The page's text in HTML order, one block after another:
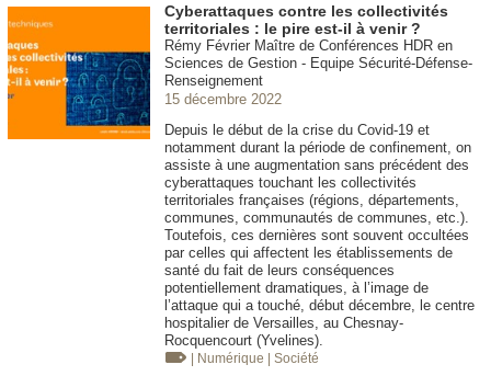
Cyberattaques contre les collectivités
territoriales : le pire est-il à venir ?
Rémy Février Maître de Conférences HDR en
Sciences de Gestion - Equipe Sécurité-Défense-
Renseignement
15 décembre 2022
Depuis le début de la crise du Covid-19 et
notamment durant la période de confinement, on
assiste à une augmentation sans précédent des
cyberattaques touchant les collectivités
territoriales françaises (régions, départements,
communes, communautés de communes, etc.).
Toutefois, ces dernières sont souvent occultées
par celles qui affectent les établissements de
santé du fait de leurs conséquences
potentiellement dramatiques, à l’image de
l’attaque qui a touché, début décembre, le centre
hospitalier de Versailles, au Chesnay-
Rocquencourt (Yvelines).
| Numérique | Société